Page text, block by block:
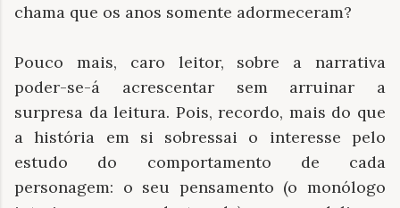
chama que os anos somente adormeceram?
Pouco mais, caro leitor, sobre a narrativa
poder-se-á acrescentar sem arruinar a
surpresa da leitura. Pois, recordo, mais do que
a história em si sobressai o interesse pelo
estudo do comportamento de cada
personagem: o seu pensamento (o monólogo